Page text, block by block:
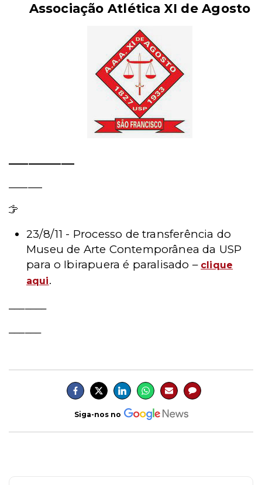
Associação Atlética XI de Agosto
23/8/11 - Processo de transferência do
Museu de Arte Contemporânea da USP
para o Ibirapuera é paralisado – clique
aqui.
Siga-nos no